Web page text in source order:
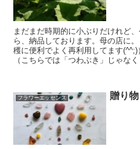
まだまだ時期的に小ぶりだけれど
ら、納品しております。母の店に
穫に便利でよく再利用してます
（こちらでは「つわぶき」じゃな
フラワーエッセンス 贈り物